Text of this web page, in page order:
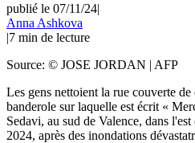
publié le 07/11/24|
Anna Ashkova
|7 min de lecture
Source: © JOSE JORDAN | AFP
Les gens nettoient la rue couverte
banderole sur laquelle est écrit «
Sedavi, au sud de Valence, dans
2024, après des inondations